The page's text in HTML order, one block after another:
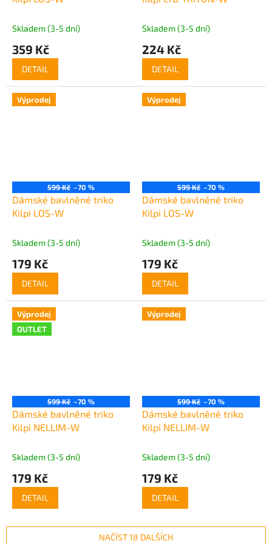
Skladem (3-5 dní)
359 Kč
DETAIL
Skladem (3-5 dní)
224 Kč
DETAIL
Výprodej
599 Kč –70 %
Dámské bavlněné triko
Kilpi LOS-W
Skladem (3-5 dní)
179 Kč
DETAIL
Výprodej
599 Kč –70 %
Dámské bavlněné triko
Kilpi LOS-W
Skladem (3-5 dní)
179 Kč
DETAIL
Výprodej
OUTLET
599 Kč –70 %
Dámské bavlněné triko
Kilpi NELLIM-W
Skladem (3-5 dní)
179 Kč
DETAIL
Výprodej
599 Kč –70 %
Dámské bavlněné triko
Kilpi NELLIM-W
Skladem (3-5 dní)
179 Kč
DETAIL
NAČÍST 18 DALŠÍCH